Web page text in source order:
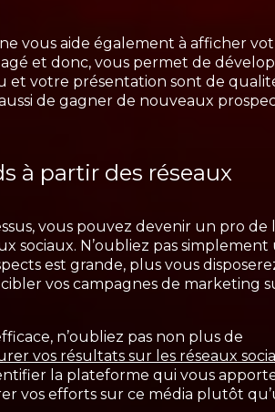
vous aide également à afficher
et donc, vous permet de
et votre présentation sont de
de gagner de nouveaux
à partir des réseaux
vous pouvez devenir un pro de
sociaux. N’oubliez pas simplement
est grande, plus vous
vos campagnes de marketing
n’oubliez pas non plus de
vos résultats sur les réseaux
la plateforme qui vous
vos efforts sur ce média plutôt